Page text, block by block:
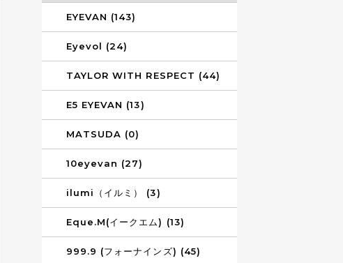
EYEVAN (143)
Eyevol (24)
TAYLOR WITH RESPECT (44)
E5 EYEVAN (13)
MATSUDA (0)
10eyevan (27)
ilumi（イルミ） (3)
Eque.M(イークエム) (13)
999.9 (フォーナインズ) (45)